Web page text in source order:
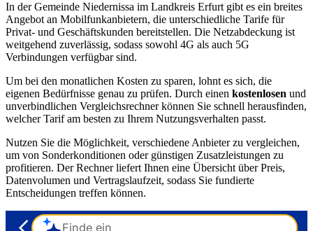
In der Gemeinde Niedernissa im Landkreis Erfurt gibt es ein breites
Angebot an Mobilfunkanbietern, die unterschiedliche Tarife für
Privat- und Geschäftskunden bereitstellen. Die Netzabdeckung ist
weitgehend zuverlässig, sodass sowohl 4G als auch 5G
Verbindungen verfügbar sind.
Um bei den monatlichen Kosten zu sparen, lohnt es sich, die
eigenen Bedürfnisse genau zu prüfen. Durch einen kostenlosen und
unverbindlichen Vergleichsrechner können Sie schnell herausfinden,
welcher Tarif am besten zu Ihrem Nutzungsverhalten passt.
Nutzen Sie die Möglichkeit, verschiedene Anbieter zu vergleichen,
um von Sonderkonditionen oder günstigen Zusatzleistungen zu
profitieren. Der Rechner liefert Ihnen eine Übersicht über Preis,
Datenvolumen und Vertragslaufzeit, sodass Sie fundierte
Entscheidungen treffen können.